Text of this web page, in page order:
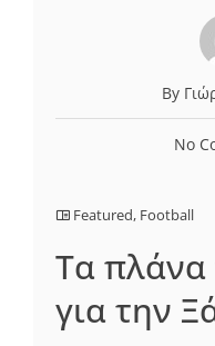
By
No
Featured, Football
Τα πλάνα
για την